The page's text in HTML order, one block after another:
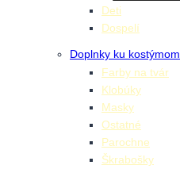
Deti
Dospelí
Doplnky ku kostýmom
Farby na tvár
Klobúky
Masky
Ostatné
Parochne
Škrabošky